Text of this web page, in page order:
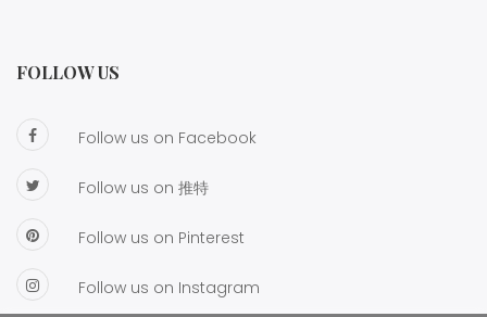
FOLLOW US
Follow us on Facebook
Follow us on 推特
Follow us on Pinterest
Follow us on Instagram